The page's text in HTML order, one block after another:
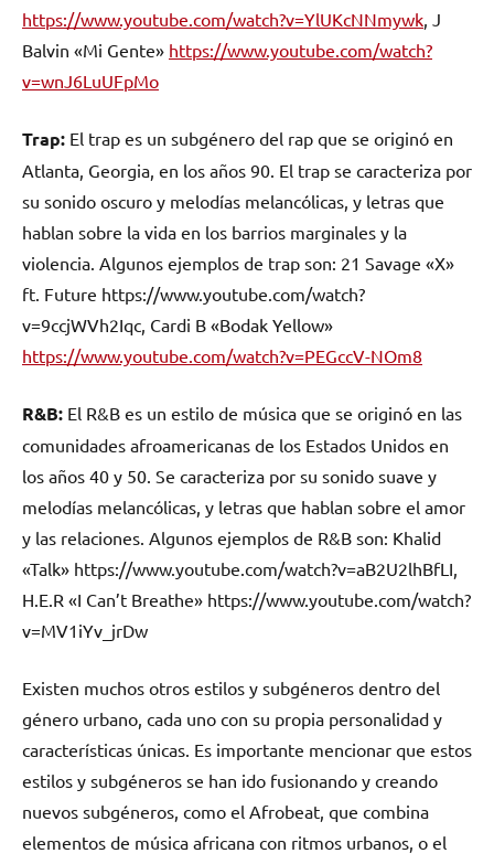
https://www.youtube.com/watch?v=YlUKcNNmywk , J
Balvin «Mi Gente» https://www.youtube.com/watch?
v=wnJ6LuUFpMo
Trap: El trap es un subgénero del rap que se originó en
Atlanta, Georgia, en los años 90. El trap se caracteriza por
su sonido oscuro y melodías melancólicas, y letras que
hablan sobre la vida en los barrios marginales y la
violencia. Algunos ejemplos de trap son: 21 Savage «X»
ft. Future https://www.youtube.com/watch?
v=9ccjWVh2Iqc, Cardi B «Bodak Yellow»
https://www.youtube.com/watch?v=PEGccV-NOm8
R&B: El R&B es un estilo de música que se originó en las
comunidades afroamericanas de los Estados Unidos en
los años 40 y 50. Se caracteriza por su sonido suave y
melodías melancólicas, y letras que hablan sobre el amor
y las relaciones. Algunos ejemplos de R&B son: Khalid
«Talk» https://www.youtube.com/watch?v=aB2U2lhBfLI,
H.E.R «I Can’t Breathe» https://www.youtube.com/watch?
v=MV1iYv_jrDw
Existen muchos otros estilos y subgéneros dentro del
género urbano, cada uno con su propia personalidad y
características únicas. Es importante mencionar que estos
estilos y subgéneros se han ido fusionando y creando
nuevos subgéneros, como el Afrobeat, que combina
elementos de música africana con ritmos urbanos, o el